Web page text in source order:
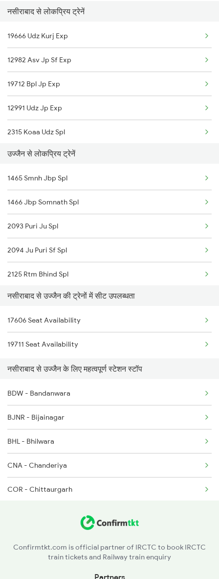
Ujjain to Khagaria Trains
Ujjain to Tenganmuda Trains
Ujjain to Nigaura Trains
Ujjain to Chandia Trains
Ujjain to Karkeli Trains
Ujjain to Nipaniya Trains
नसीराबाद से लोकप्रिय ट्रेनें
19666 Udz Kurj Exp
12982 Asv Jp Sf Exp
19712 Bpl Jp Exp
12991 Udz Jp Exp
2315 Koaa Udz Spl
2316 Udz Koaa Spl
2991 Udz Jp Sf Spl
2992 Jp Udz Sf Spl
2993 Chetak Sf Spl
2994 Chetak Sf Spl
2995 Bdts Aii Sf Spl
2996 Aii Bdts Sf Spl
3423 Bgp Aii Exp Spl
3424 Aii Bgp Exp Spl
12315 Ananya Express
उज्जैन से लोकप्रिय ट्रेनें
1465 Smnh Jbp Spl
1466 Jbp Somnath Spl
2093 Puri Ju Spl
2094 Ju Puri Sf Spl
2125 Rtm Bhind Spl
2126 Bix Rtm Spl
2415 Indb Ndls Spl
2416 Ndls Indb Spl
2459 Ju Indb Sf Spl
2460 Indb Ju Sup Spl
2645 Kcvl Festivl Spl
2646 Kcvl Indb Fest
2719 Hyb Festivl Spl
2720 Hyb Jp Spl
नसीराबाद से उज्जैन की ट्रेनों में सीट उपलब्धता
17606 Seat Availability
19711 Seat Availability
नसीराबाद से उज्जैन के लिए महत्वपूर्ण स्टेशन स्टॉप
BDW - Bandanwara
BJNR - Bijainagar
BHL - Bhilwara
CNA - Chanderiya
COR - Chittaurgarh
NMH - Nimach
Confirmtkt.com is official partner of IRCTC to book IRCTC
train tickets and Railway train enquiry